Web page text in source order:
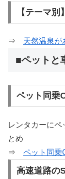
【テーマ別
⇒ 天然温泉が
■ペットと
ペット同乗
レンタカーにペ
とめ
⇒ ペット同乗
高速道路の